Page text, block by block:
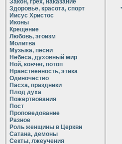
Закон, грех, наказание
Здоровье, красота, спорт
Иисус Христос
Иконы
Крещение
Любовь, эгоизм
Молитва
Музыка, песни
Небеса, духовный мир
Ной, ковчег, потоп
Нравственность, этика
Одиночество
Пасха, праздники
Плод духа
Пожертвования
Пост
Проповедование
Разное
Роль женщины в Церкви
Сатана, демоны
Секты, лжеучения